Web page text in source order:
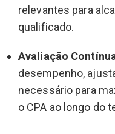
relevantes para
qualificado.
Avaliação
desempenho,
necessário para
o CPA ao longo do